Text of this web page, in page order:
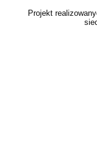
Projekt